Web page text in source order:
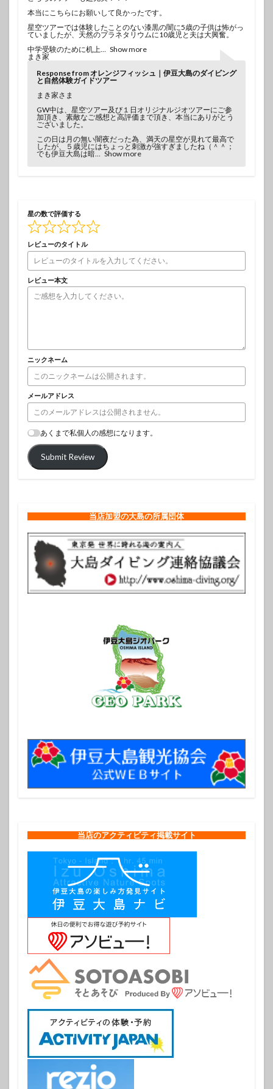
本当にこちらにお願いして良かったです。
星空ツアーでは体験したことのない漆黒の闇に5歳の子供は怖がっ
ていましたが、天然のプラネタリウムに10歳児と夫は大興奮。
中学受験のために机上
Show more
まき家
Response from オレンジフィッシュ｜伊豆大島のダイビング
と自然体験ガイドツアー
まき家さま
GW中は、星空ツアー及び１日オリジナルジオツアーにご参
加頂き、素敵なご感想と高評価まで頂き、本当にありがとう
ございました。
この日は月の無い闇夜だった為、満天の星空が見れて最高で
したが、５歳児にはちょっと刺激が強すぎましたね（＾＾；
でも伊豆大島は暗
Show more
星の数で評価する
レビューのタイトル
レビュー本文
ニックネーム
メールアドレス
あくまで私個人の感想になります。
Submit Review
当店加盟の大島の所属団体
当店のアクティビティ掲載サイト